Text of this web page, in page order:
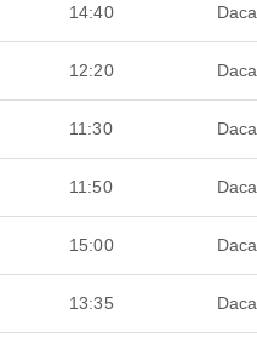
14:40 Daca
12:20 Daca
11:30 Daca
11:50 Daca
15:00 Daca
13:35 Daca